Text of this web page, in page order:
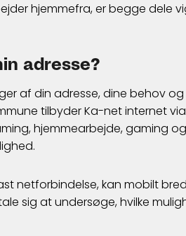
hjemmefra, er begge dele
adresse?
af din adresse, dine behov
tilbyder Ka-net internet
hjemmearbejde, gaming
netforbindelse, kan mobilt
sig at undersøge, hvilke